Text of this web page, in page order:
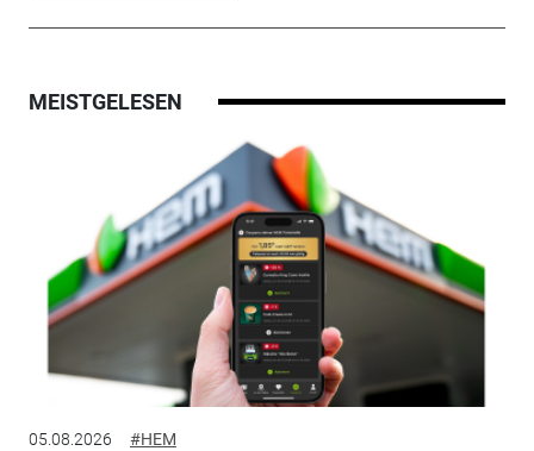
MEISTGELESEN
05.08.2026 #HEM